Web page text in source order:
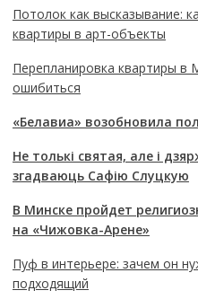
Потолок как высказывание:
квартиры в арт-объекты
Перепланировка квартиры в
ошибиться
«Белавиа» возобновила
Не толькі святая, але і
згадваюць Сафію Слуцкую
В Минске пройдет
на «Чижовка-Арене»
Пуф в интерьере: зачем он
подходящий